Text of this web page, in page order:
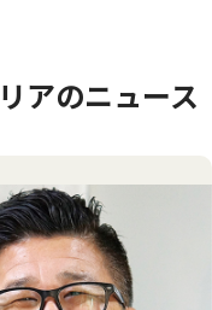
アのニュース